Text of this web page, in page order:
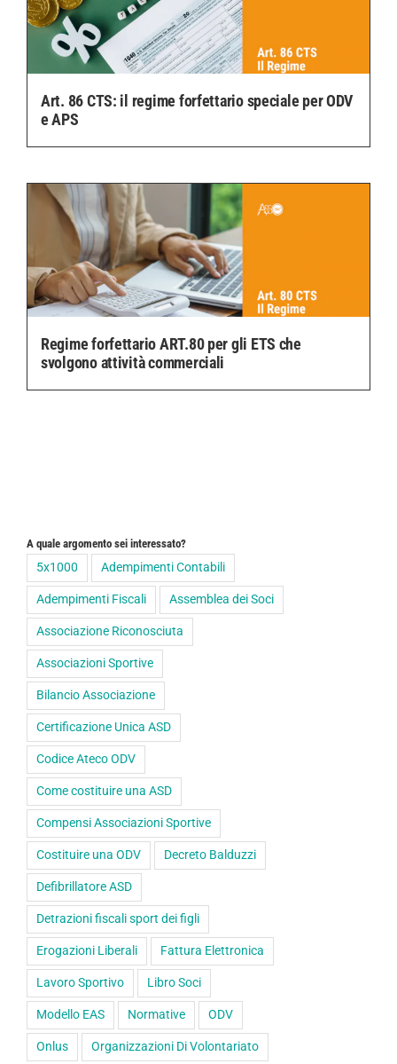
Art. 86 CTS: il regime forfettario speciale per ODV
e APS
Regime forfettario ART.80 per gli ETS che
svolgono attività commerciali
A quale argomento sei interessato?
5x1000 Adempimenti Contabili
Adempimenti Fiscali Assemblea dei Soci
Associazione Riconosciuta
Associazioni Sportive
Bilancio Associazione
Certificazione Unica ASD
Codice Ateco ODV
Come costituire una ASD
Compensi Associazioni Sportive
Costituire una ODV Decreto Balduzzi
Defibrillatore ASD
Detrazioni fiscali sport dei figli
Erogazioni Liberali Fattura Elettronica
Lavoro Sportivo Libro Soci
Modello EAS Normative ODV
Onlus Organizzazioni Di Volontariato